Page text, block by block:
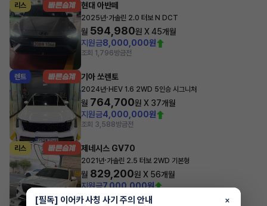
리스 현대 아반떼
2025년·가솔린 2.0 터보 N DCT
월 594,980원 X45개월
지원금8,000,000원
조회 1,796방금전
렌트 기아 쏘렌토
2024년· HEV 1.6 2WD 5인승 시그니처
월 764,700원 X 37개월
지원금4,000,000원
조회 3,588방금전
리스 제네시스 GV70
2021년·가솔린 2.5 터보 2WD 기본형
월 829,200원 X 56개월
지원금7,000,000원
조회 303 방금전
[필독] 이어카 사칭 사기 주의 안내 ×